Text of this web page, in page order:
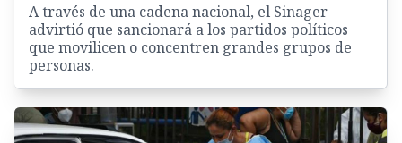
A través de una cadena nacional, el Sinager
advirtió que sancionará a los partidos políticos
que movilicen o concentren grandes grupos de
personas.